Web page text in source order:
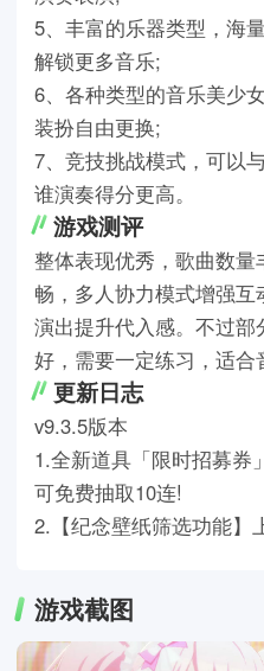
5、丰富的乐器类型，海
解锁更多音乐;
6、各种类型的音乐美少
装扮自由更换;
7、竞技挑战模式，可以
谁演奏得分更高。
游戏测评
整体表现优秀，歌曲数
畅，多人协力模式增强
演出提升代入感。不过
好，需要一定练习，适合
更新日志
v9.3.5版本
1.全新道具「限时招募券
可免费抽取10连!
2.【纪念壁纸筛选功能】
游戏截图